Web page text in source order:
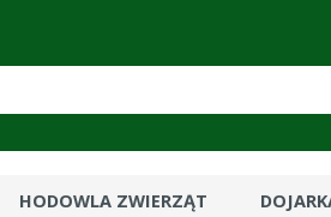
HODOWLA ZWIERZĄT